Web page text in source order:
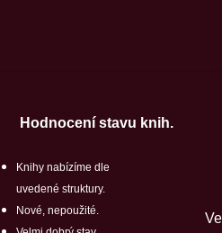
Hodnocení stavu knih.
Knihy nabízíme dle
uvedené struktury.
Nové, nepoužité.